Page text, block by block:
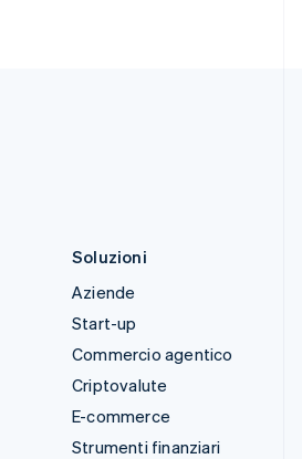
Soluzioni
Aziende
Start-up
Commercio agentico
Criptovalute
E-commerce
Strumenti finanziari